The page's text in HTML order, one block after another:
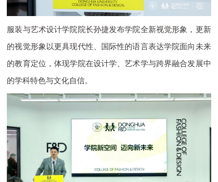
服装与艺术设计学院院长孙捷发布学院全新视觉形象，更新
的视觉形象以更具现代性、国际性的语言表达学院面向未来
的教育定位，体现学院在设计学、艺术学与跨界融合发展中
的学科特色与文化自信。